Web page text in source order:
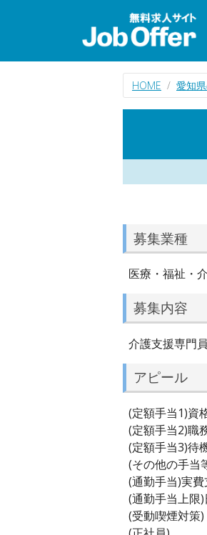
HOME 愛知
募集業種
医療・福祉・
募集内容
介護支援専門員
アピール
(定額手当1)資
(定額手当2)職
(定額手当3)待
(その他の手当
(通勤手当)実費
(通勤手当上限
(受動喫煙対策